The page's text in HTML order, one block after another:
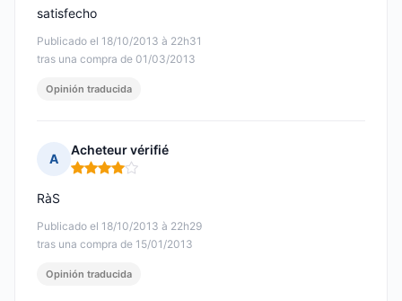
Publicado el 18/10/2013 à 22h31
tras una compra de 01/03/2013
satisfecho
Opinión traducida
A
Acheteur vérifié
Nota: 4 de 5
Publicado el 18/10/2013 à 22h29
tras una compra de 15/01/2013
RàS
Opinión traducida